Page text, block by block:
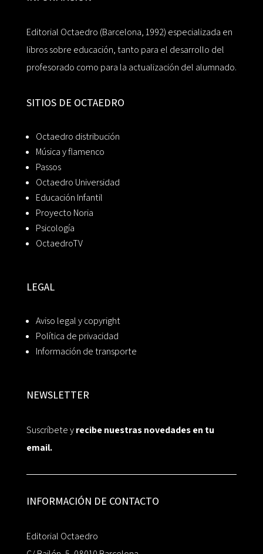
Editorial Octaedro (Barcelona, 1992) especializada en
libros sobre educación, tanto para el desarrollo del
profesorado como para la actualización del alumnado.
SITIOS DE OCTAEDRO
Octaedro distribución
Música y flamenco
Passos
Octaedro Universidad
Educación Infantil
Proyecto Noria
Psicología
OctaedroTV
LEGAL
Aviso legal y copyright
Política de privacidad
Información de transporte
NEWSLETTER
Suscríbete yrecibe nuestras novedades en tu
email.
INFORMACIÓN DE CONTACTO
Editorial Octaedro